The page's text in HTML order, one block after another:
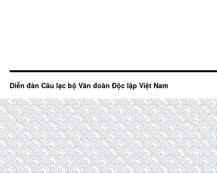
Diễn đàn Câu lạc bộ Văn đoàn Độc lập Việt Nam